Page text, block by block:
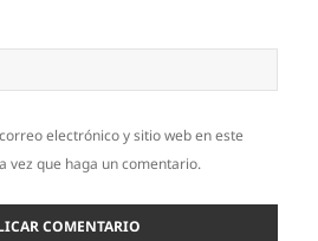
electrónico y sitio web en este
vez que haga un comentario.